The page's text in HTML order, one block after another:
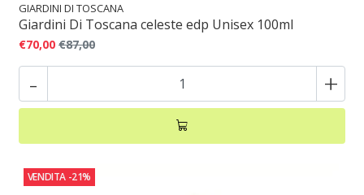
GIARDINI DI TOSCANA
Giardini Di Toscana celeste edp Unisex 100ml
€70,00 €87,00
- +
VENDITA -21%